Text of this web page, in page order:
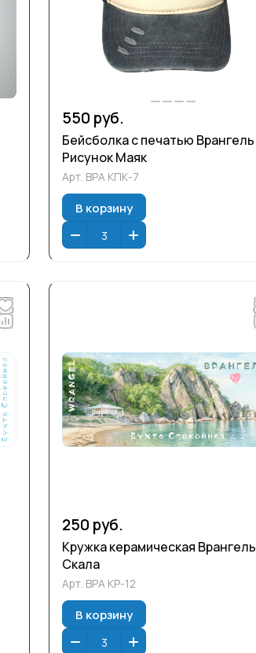
550 руб.
Бейсболка с печатью Врангель
Рисунок Маяк
Арт. ВРА КПК-7
В корзину
250 руб.
Кружка керамическая Врангель
Скала
Арт. ВРА КР-12
В корзину